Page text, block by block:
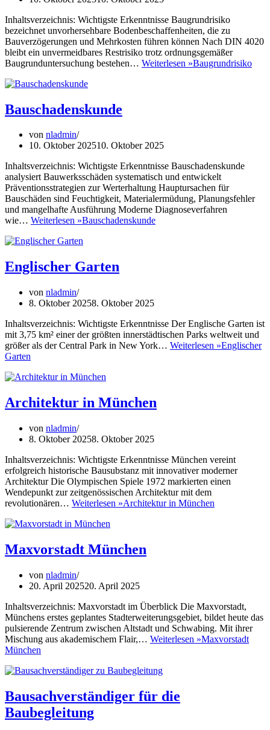
Inhaltsverzeichnis: Wichtigste Erkenntnisse Baugrundrisiko
bezeichnet unvorhersehbare Bodenbeschaffenheiten, die zu
Bauverzögerungen und Mehrkosten führen können Nach DIN 4020
bleibt ein unvermeidbares Restrisiko trotz ordnungsgemäßer
Baugrunduntersuchung bestehen… Weiterlesen »Baugrundrisiko
Bauschadenskunde
von nladmin
10. Oktober 202510. Oktober 2025
Inhaltsverzeichnis: Wichtigste Erkenntnisse Bauschadenskunde
analysiert Bauwerksschäden systematisch und entwickelt
Präventionsstrategien zur Werterhaltung Hauptursachen für
Bauschäden sind Feuchtigkeit, Materialermüdung, Planungsfehler
und mangelhafte Ausführung Moderne Diagnoseverfahren
wie… Weiterlesen »Bauschadenskunde
Englischer Garten
von nladmin
8. Oktober 20258. Oktober 2025
Inhaltsverzeichnis: Wichtigste Erkenntnisse Der Englische Garten ist
mit 3,75 km² einer der größten innerstädtischen Parks weltweit und
größer als der Central Park in New York… Weiterlesen »Englischer
Garten
Architektur in München
von nladmin
8. Oktober 20258. Oktober 2025
Inhaltsverzeichnis: Wichtigste Erkenntnisse München vereint
erfolgreich historische Bausubstanz mit innovativer moderner
Architektur Die Olympischen Spiele 1972 markierten einen
Wendepunkt zur zeitgenössischen Architektur mit dem
revolutionären… Weiterlesen »Architektur in München
Maxvorstadt München
von nladmin
20. April 202520. April 2025
Inhaltsverzeichnis: Maxvorstadt im Überblick Die Maxvorstadt,
Münchens erstes geplantes Stadterweiterungsgebiet, bildet heute das
pulsierende Zentrum zwischen Altstadt und Schwabing. Mit ihrer
Mischung aus akademischem Flair,… Weiterlesen »Maxvorstadt
München
Bausachverständiger für die
Baubegleitung